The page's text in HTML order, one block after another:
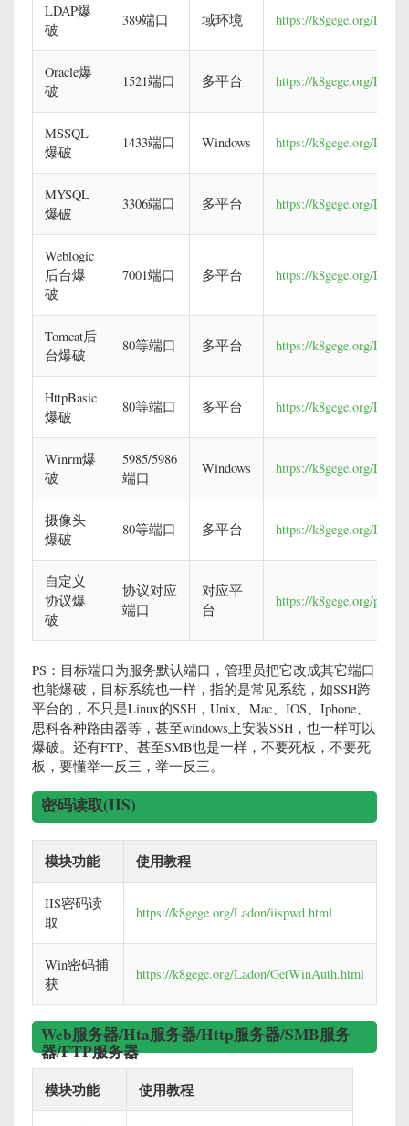
LDAP爆
破
389端口 域环境 https://k8gege.org/
Oracle爆
破
1521端口 多平台 https://k8gege.org/
MSSQL
爆破
1433端口 Windows https://k8gege.org/
MYSQL
爆破
3306端口 多平台 https://k8gege.org/
Weblogic
后台爆
破
7001端口 多平台 https://k8gege.org/
Tomcat后
台爆破
80等端口 多平台 https://k8gege.org/
HttpBasic
爆破
80等端口 多平台 https://k8gege.org/
Winrm爆
破
5985/5986
端口
Windows https://k8gege.org/
摄像头
爆破
80等端口 多平台 https://k8gege.org/
自定义
协议爆
破
协议对应
端口
对应平
台
https://k8gege.org/p/
PS：目标端口为服务默认端口，管理员把它改成其它端口
也能爆破，目标系统也一样，指的是常见系统，如SSH跨
平台的，不只是Linux的SSH，Unix、Mac、IOS、Iphone、
思科各种路由器等，甚至windows上安装SSH，也一样可以
爆破。还有FTP、甚至SMB也是一样，不要死板，不要死
板，要懂举一反三，举一反三。
密码读取(IIS)
模块功能 使用教程
IIS密码读
取
https://k8gege.org/Ladon/iispwd.html
Win密码捕
获
https://k8gege.org/Ladon/GetWinAuth.html
Web服务器/Hta服务器/Http服务器/SMB服务
器/FTP服务器
模块功能 使用教程